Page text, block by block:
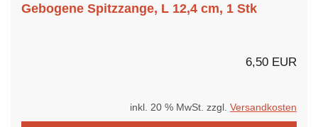
Gebogene Spitzzange, L 12,4 cm, 1 Stk
6,50 EUR
inkl. 20 % MwSt. zzgl. Versandkosten